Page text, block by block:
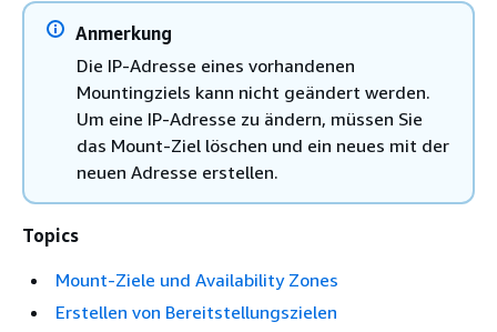
Anmerkung
Die IP-Adresse eines vorhandenen
Mountingziels kann nicht geändert werden.
Um eine IP-Adresse zu ändern, müssen Sie
das Mount-Ziel löschen und ein neues mit der
neuen Adresse erstellen.
Topics
Mount-Ziele und Availability Zones
Erstellen von Bereitstellungszielen